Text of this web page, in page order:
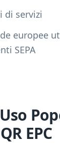
di servizi
europee
SEPA
EPC